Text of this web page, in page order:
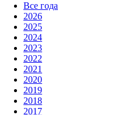
Все года
2026
2025
2024
2023
2022
2021
2020
2019
2018
2017